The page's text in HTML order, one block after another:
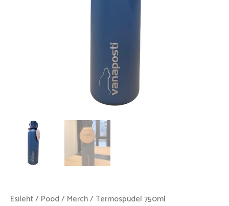
Esileht/ Pood / Merch/ Termospudel 750ml